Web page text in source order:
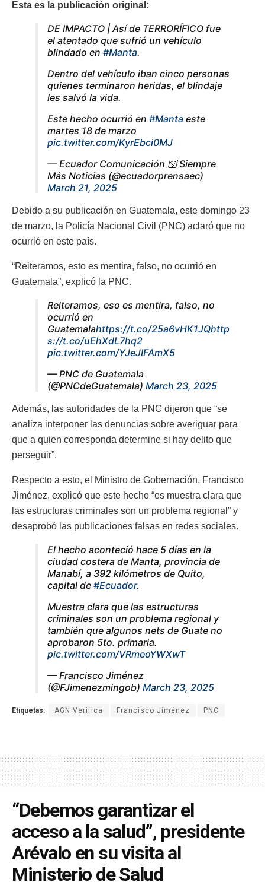
Esta es la publicación original:
DE IMPACTO | Así de TERRORÍFICO fue
el atentado que sufrió un vehículo
blindado en #Manta.
Dentro del vehículo iban cinco personas
quienes terminaron heridas, el blindaje
les salvó la vida.
Este hecho ocurrió en #Manta este
martes 18 de marzo
pic.twitter.com/KyrEbci0MJ
— Ecuador Comunicación 🛜 Siempre
Más Noticias (@ecuadorprensaec)
March 21, 2025
Debido a su publicación en Guatemala, este domingo 23
de marzo, la Policía Nacional Civil (PNC) aclaró que no
ocurrió en este país.
“Reiteramos, esto es mentira, falso, no ocurrió en
Guatemala”, explicó la PNC.
Reiteramos, eso es mentira, falso, no
ocurrió en
Guatemalahttps://t.co/25a6vHK1JQhttp
s://t.co/uEhXdL7hq2
pic.twitter.com/YJeJIFAmX5
— PNC de Guatemala
(@PNCdeGuatemala) March 23, 2025
Además, las autoridades de la PNC dijeron que “se
analiza interponer las denuncias sobre averiguar para
que a quien corresponda determine si hay delito que
perseguir”.
Respecto a esto, el Ministro de Gobernación, Francisco
Jiménez, explicó que este hecho “es muestra clara que
las estructuras criminales son un problema regional” y
desaprobó las publicaciones falsas en redes sociales.
El hecho aconteció hace 5 días en la
ciudad costera de Manta, provincia de
Manabí, a 392 kilómetros de Quito,
capital de #Ecuador.
Muestra clara que las estructuras
criminales son un problema regional y
también que algunos nets de Guate no
aprobaron 5to. primaria.
pic.twitter.com/VRmeoYWXwT
— Francisco Jiménez
(@FJimenezmingob) March 23, 2025
Etiquetas: AGN Verifica Francisco Jiménez PNC
“Debemos garantizar el
acceso a la salud”, presidente
Arévalo en su visita al
Ministerio de Salud